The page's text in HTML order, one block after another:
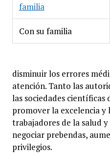
Con su familia
disminuir los errores
atención. Tanto las
las sociedades científicas
promover la excelencia y
trabajadores de la salud
negociar prebendas,
privilegios.